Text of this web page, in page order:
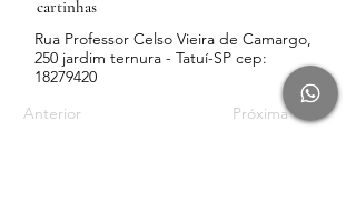
cartinhas
Rua Professor Celso Vieira de Camargo,
250 jardim ternura - Tatuí-SP cep:
18279420
Anterior
Próxima